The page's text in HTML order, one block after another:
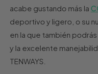
acabe gustando más la
deportivo y ligero, o su
en la que también
y la excelente
TENWAYS.